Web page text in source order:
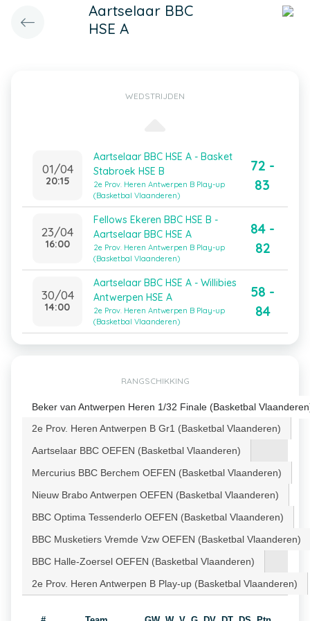
Aartselaar BBC
HSE A
WEDSTRIJDEN
01/04
20:15
Aartselaar BBC HSE A - Basket
Stabroek HSE B
2e Prov. Heren Antwerpen B Play-up
(Basketbal Vlaanderen)
72 -
83
23/04
16:00
Fellows Ekeren BBC HSE B -
Aartselaar BBC HSE A
2e Prov. Heren Antwerpen B Play-up
(Basketbal Vlaanderen)
84 -
82
30/04
14:00
Aartselaar BBC HSE A - Willibies
Antwerpen HSE A
2e Prov. Heren Antwerpen B Play-up
(Basketbal Vlaanderen)
58 -
84
RANGSCHIKKING
Beker van Antwerpen Heren 1/32 Finale (Basketbal
2e Prov. Heren Antwerpen B Gr1 (Basketbal Vlaanderen)
Aartselaar BBC OEFEN (Basketbal Vlaanderen)
Mercurius BBC Berchem OEFEN (Basketbal Vlaanderen)
Nieuw Brabo Antwerpen OEFEN (Basketbal Vlaanderen)
BBC Optima Tessenderlo OEFEN (Basketbal Vlaanderen)
BBC Musketiers Vremde Vzw OEFEN (Basketbal Vlaanderen)
BBC Halle-Zoersel OEFEN (Basketbal Vlaanderen)
2e Prov. Heren Antwerpen B Play-up (Basketbal Vlaanderen)